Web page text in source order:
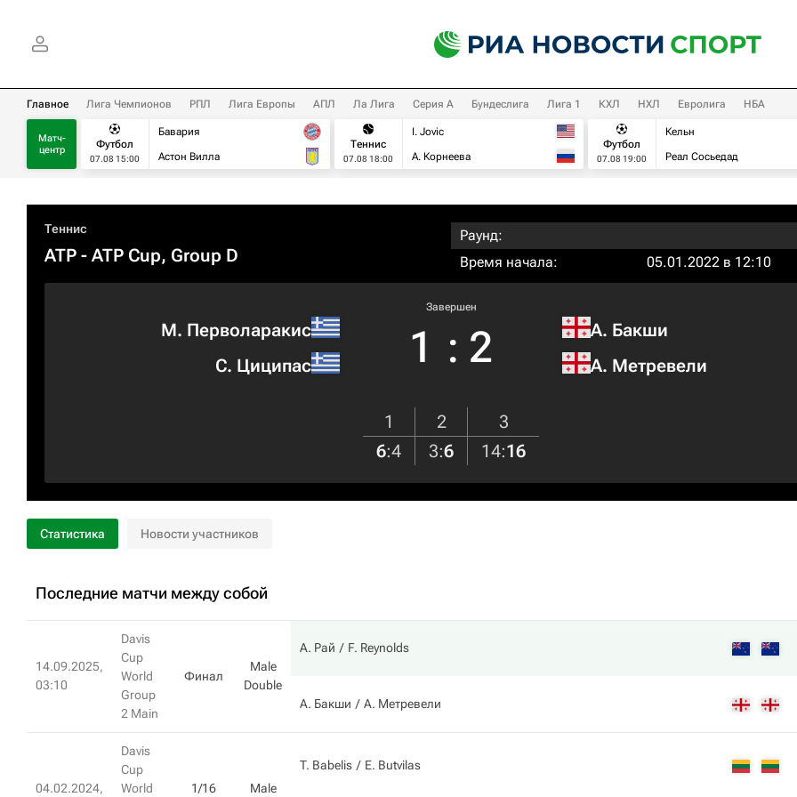
Главное Лига Чемпионов РПЛ Лига Европы АПЛ Ла Лига Серия А Бундеслига Лига 1 КХЛ НХЛ Евролига НБА
Матч-
центр
Футбол
07.08 15:00
Бавария
Астон Вилла
Теннис
07.08 18:00
I. Jovic
А. Корнеева
Футбол
07.08 19:00
Кельн
Реал Сосьедад
Теннис
ATP - ATP Cup, Group D
Раунд:
Время начала:
05.01.2022 в 12:10
М. Перволаракис
С. Циципас
Завершен
1 : 2
А. Бакши
А. Метревели
1 2
3
6:4 3:6 14:16
Статистика Новости участников
Последние матчи между собой
14.09.2025,
03:10
Davis
Cup
World
Group
2 Main
Финал
Male
Double
А. Рай F. Reynolds
А. Бакши А. Метревели
04.02.2024,
Davis
Cup
World
1/16
Male
T. Babelis E. Butvilas